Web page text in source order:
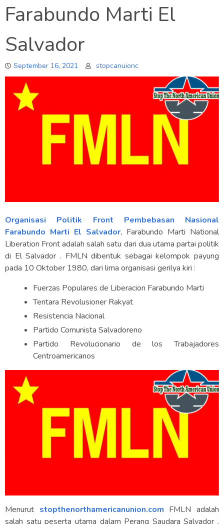
Farabundo Marti El
Salvador
September 16, 2021 stopcanuionc
Organisasi Politik Front Pembebasan Nasional
Farabundo Marti El Salvador, Farabundo Marti National
Liberation Front adalah salah satu dari dua utama partai politik
di El Salvador . FMLN dibentuk sebagai kelompok payung
pada 10 Oktober 1980, dari lima organisasi gerilya kiri :
Fuerzas Populares de Liberacion Farabundo Marti
Tentara Revolusioner Rakyat
Resistencia Nacional
Partido Comunista Salvadoreno
Partido Revolucionario de los Trabajadores
Centroamericanos
Menurut stopthenorthamericanunion.com FMLN adalah
salah satu peserta utama dalam Perang Saudara Salvador .